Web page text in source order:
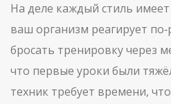
На деле каждый стиль
ваш организм реагирует
бросать тренировку через
что первые уроки были
техник требует времени,